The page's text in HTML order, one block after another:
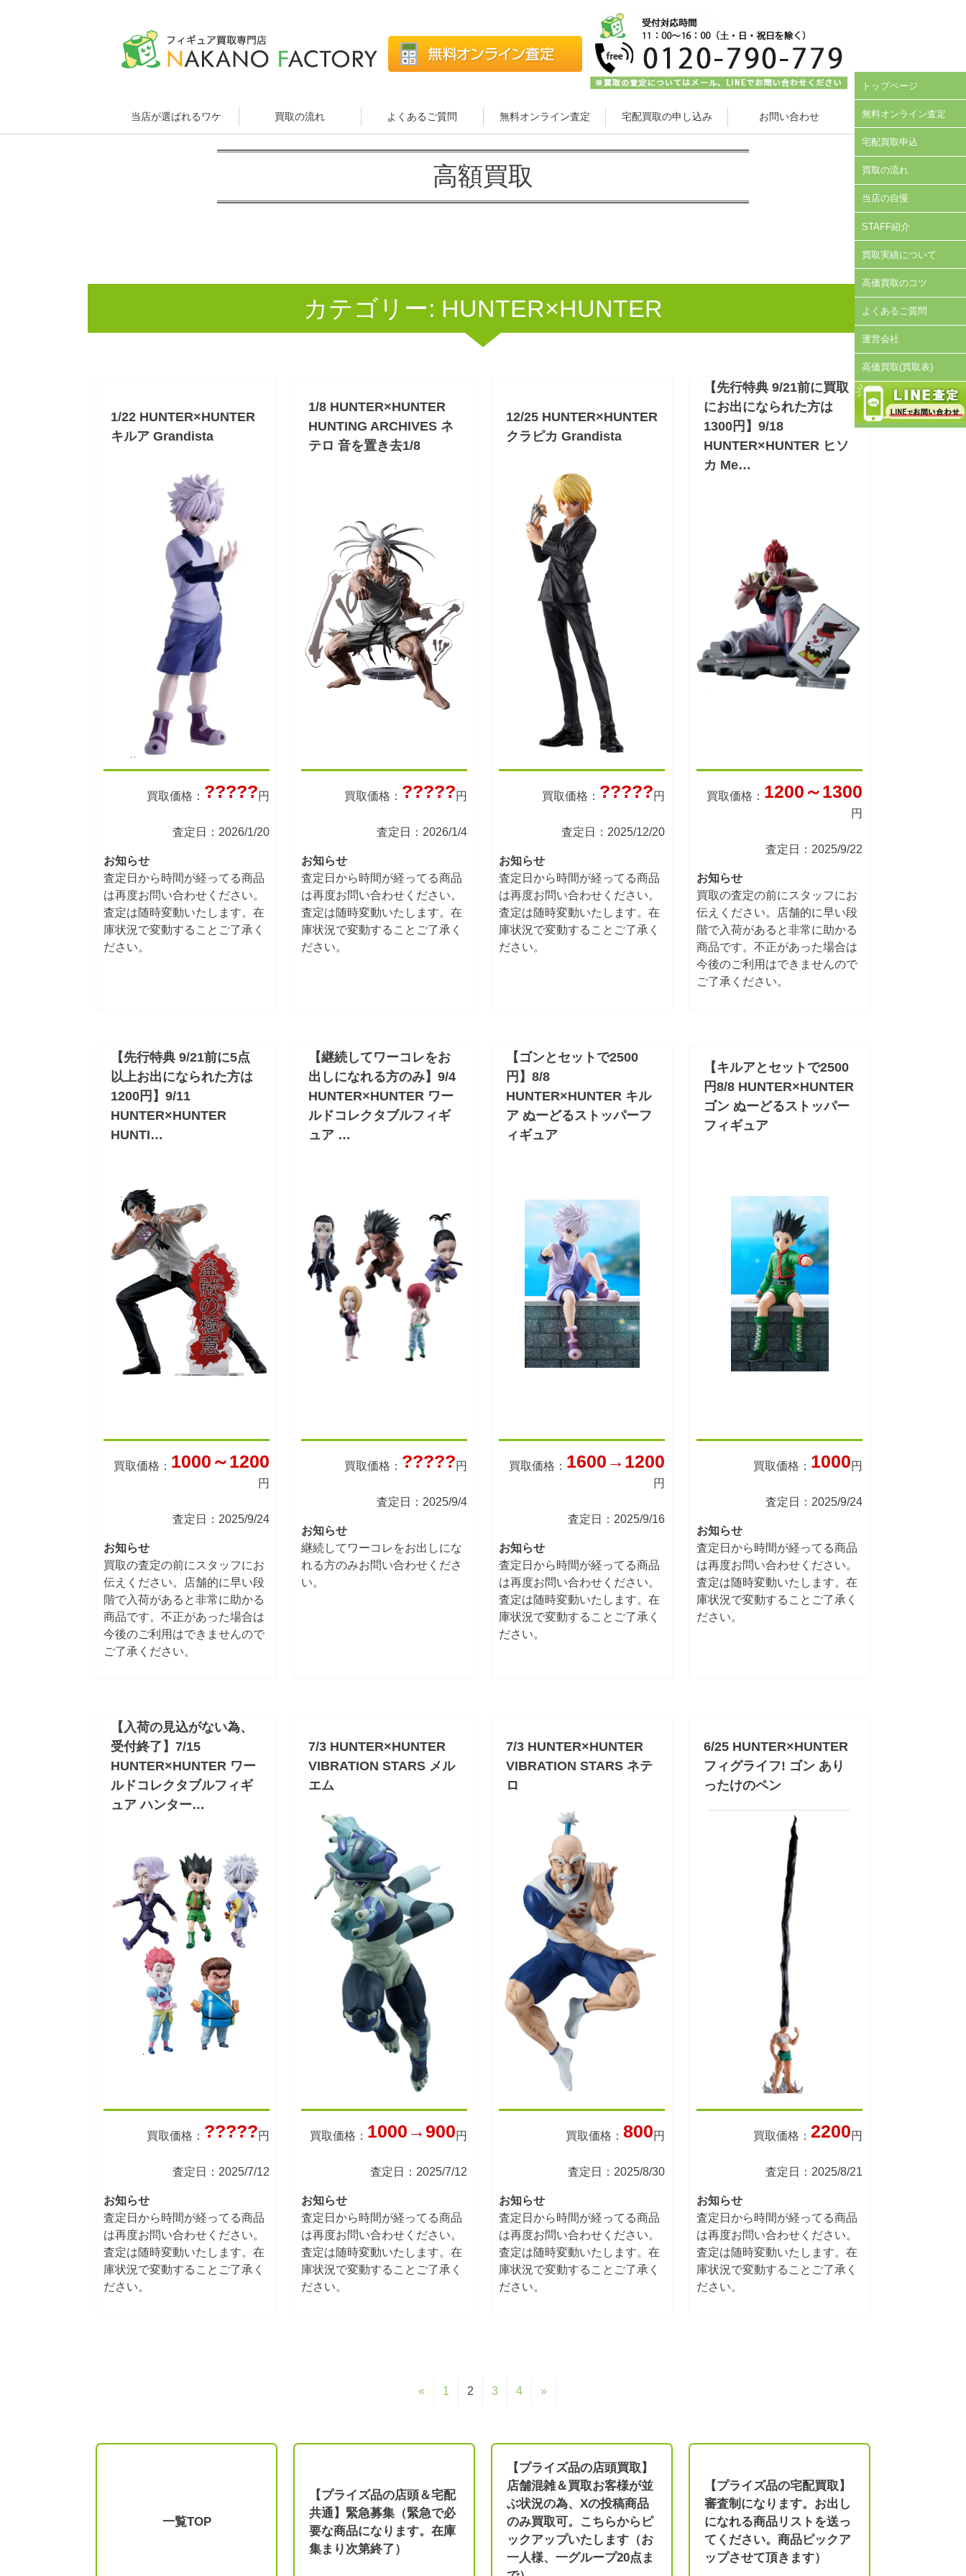
当店が選ばれるワケ 買取の流れ よくあるご質問 無料オンライン査定 宅配買取の申し込み お問い合わせ
高額買取
カテゴリー: HUNTER×HUNTER
1/22 HUNTER×HUNTER
キルア Grandista
買取価格： ?????円
査定日：2026/1/20
お知らせ
査定日から時間が経ってる商品
は再度お問い合わせください。
査定は随時変動いたします。在
庫状況で変動することご了承く
ださい。
1/8 HUNTER×HUNTER
HUNTING ARCHIVES ネ
テロ 音を置き去1/8
買取価格： ?????円
査定日：2026/1/4
お知らせ
査定日から時間が経ってる商品
は再度お問い合わせください。
査定は随時変動いたします。在
庫状況で変動することご了承く
ださい。
12/25 HUNTER×HUNTER
クラピカ Grandista
買取価格： ?????円
査定日：2025/12/20
お知らせ
査定日から時間が経ってる商品
は再度お問い合わせください。
査定は随時変動いたします。在
庫状況で変動することご了承く
ださい。
【先行特典 9/21前に買取
にお出になられた方は
1300円】9/18
HUNTER×HUNTER ヒソ
カ Me…
買取価格： 1200～1300
円
査定日：2025/9/22
お知らせ
買取の査定の前にスタッフにお
伝えください。店舗的に早い段
階で入荷があると非常に助かる
商品です。不正があった場合は
今後のご利用はできませんので
ご了承ください。
【先行特典 9/21前に5点
以上お出になられた方は
1200円】9/11
HUNTER×HUNTER
HUNTI…
買取価格： 1000～1200
円
査定日：2025/9/24
お知らせ
買取の査定の前にスタッフにお
伝えください。店舗的に早い段
階で入荷があると非常に助かる
商品です。不正があった場合は
今後のご利用はできませんので
ご了承ください。
【継続してワーコレをお
出しになれる方のみ】9/4
HUNTER×HUNTER ワー
ルドコレクタブルフィギ
ュア …
買取価格： ?????円
査定日：2025/9/4
お知らせ
継続してワーコレをお出しにな
れる方のみお問い合わせくださ
い。
【ゴンとセットで2500
円】8/8
HUNTER×HUNTER キル
ア ぬーどるストッパーフ
ィギュア
買取価格： 1600→1200
円
査定日：2025/9/16
お知らせ
査定日から時間が経ってる商品
は再度お問い合わせください。
査定は随時変動いたします。在
庫状況で変動することご了承く
ださい。
【キルアとセットで2500
円8/8 HUNTER×HUNTER
ゴン ぬーどるストッパー
フィギュア
買取価格： 1000円
査定日：2025/9/24
お知らせ
査定日から時間が経ってる商品
は再度お問い合わせください。
査定は随時変動いたします。在
庫状況で変動することご了承く
ださい。
【入荷の見込がない為、
受付終了】7/15
HUNTER×HUNTER ワー
ルドコレクタブルフィギ
ュア ハンター…
買取価格： ?????円
査定日：2025/7/12
お知らせ
査定日から時間が経ってる商品
は再度お問い合わせください。
査定は随時変動いたします。在
庫状況で変動することご了承く
ださい。
7/3 HUNTER×HUNTER
VIBRATION STARS メル
エム
買取価格： 1000→900円
査定日：2025/7/12
お知らせ
査定日から時間が経ってる商品
は再度お問い合わせください。
査定は随時変動いたします。在
庫状況で変動することご了承く
ださい。
7/3 HUNTER×HUNTER
VIBRATION STARS ネテ
ロ
買取価格： 800円
査定日：2025/8/30
お知らせ
査定日から時間が経ってる商品
は再度お問い合わせください。
査定は随時変動いたします。在
庫状況で変動することご了承く
ださい。
6/25 HUNTER×HUNTER
フィグライフ! ゴン あり
ったけのペン
買取価格： 2200円
査定日：2025/8/21
お知らせ
査定日から時間が経ってる商品
は再度お問い合わせください。
査定は随時変動いたします。在
庫状況で変動することご了承く
ださい。
« 1 2 3 4 »
一覧TOP
【プライズ品の店頭＆宅配
共通】緊急募集（緊急で必
要な商品になります。在庫
集まり次第終了）
【プライズ品の店頭買取】
店舗混雑＆買取お客様が並
ぶ状況の為、Xの投稿商品
のみ買取可。こちらからピ
ックアップいたします（お
一人様、一グループ20点ま
【プライズ品の宅配買取】
審査制になります。お出し
になれる商品リストを送っ
てください。商品ピックア
ップさせて頂きます）
トップページ
無料オンライン査定
宅配買取申込
買取の流れ
当店の自慢
STAFF紹介
買取実績について
高価買取のコツ
よくあるご質問
運営会社
高価買取(買取表)